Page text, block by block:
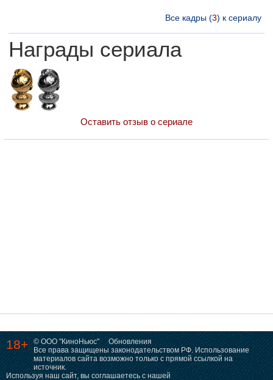
Все кадры (3) к сериалу
Награды сериала
Оставить отзыв о сериале
18+ © ООО "КиноНьюс"
Обновления
Все права защищены законодательством РФ. Использование
материалов сайта возможно только с прямой ссылкой на
источник.
Используя наш сайт, вы соглашаетесь с нашей